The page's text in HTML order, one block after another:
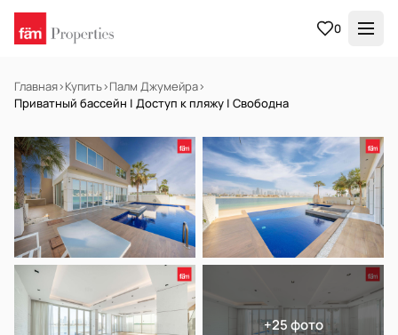
0
Главная›Купить›Палм Джумейра›
Приватный бассейн | Доступ к пляжу | Свободна
НА ПРОДАЖУ Готов к заселению
+25 фото